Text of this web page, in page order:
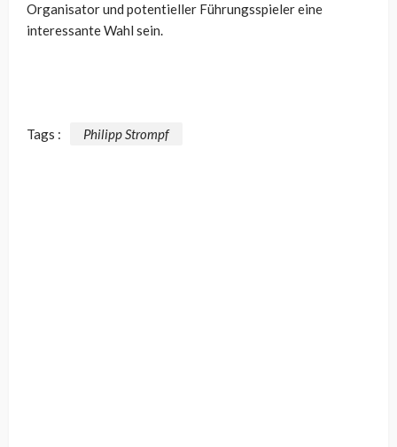
Organisator und potentieller Führungsspieler eine
interessante Wahl sein.
Tags : Philipp Strompf